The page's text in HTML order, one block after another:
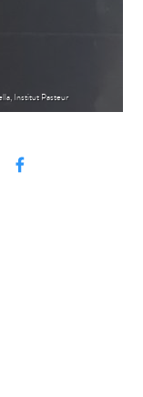
Institut Pasteur